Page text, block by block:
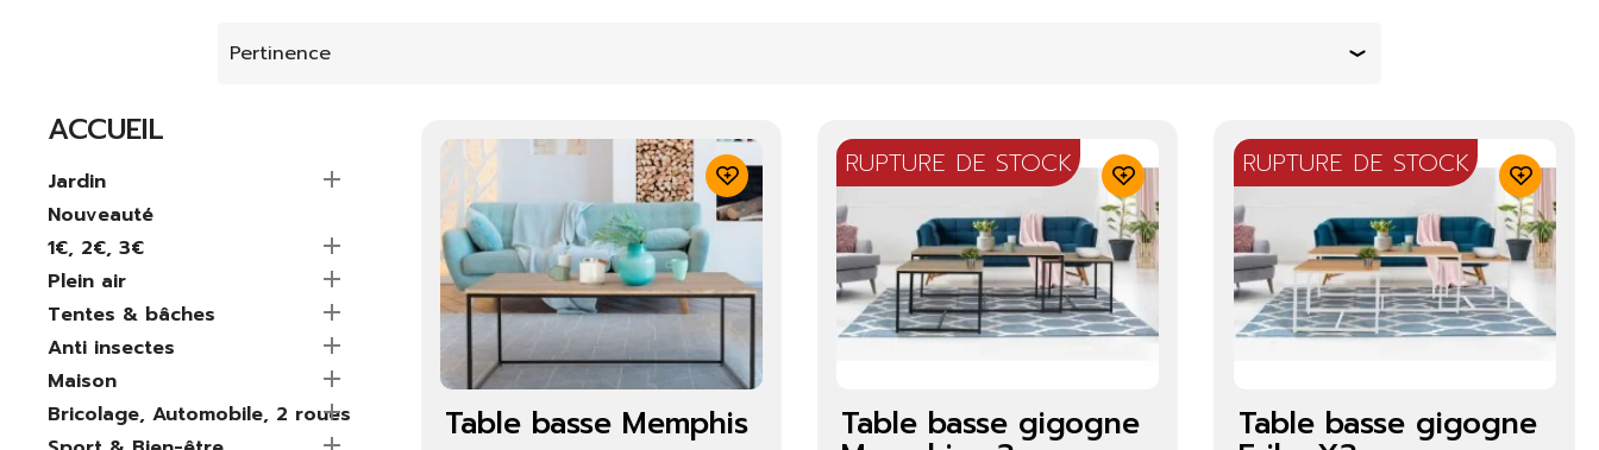
Pertinence
ACCUEIL
Jardin

Nouveauté
1€, 2€, 3€

Plein air

Tentes & bâches

Anti insectes

Maison

Bricolage, Automobile, 2 roues

Table basse Memphis Table basse gigogne
RUPTURE DE STOCK
Table basse gigogne
RUPTURE DE STOCK